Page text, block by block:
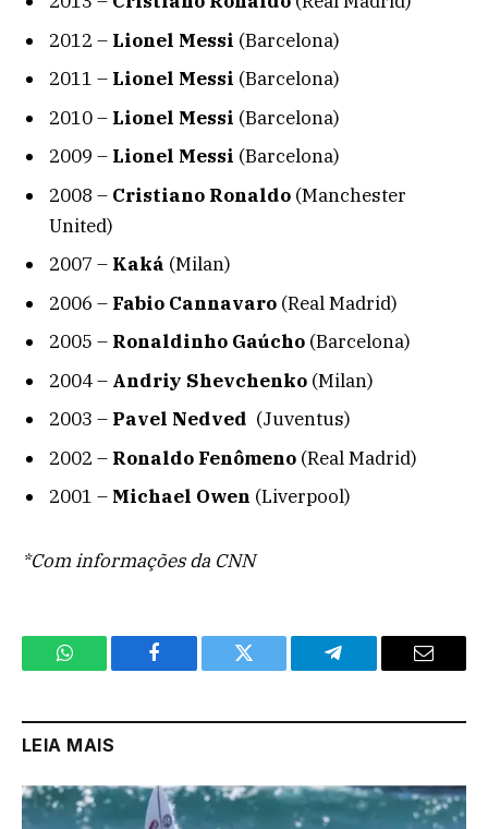
2012 – Lionel Messi (Barcelona)
2011 – Lionel Messi (Barcelona)
2010 – Lionel Messi (Barcelona)
2009 – Lionel Messi (Barcelona)
2008 – Cristiano Ronaldo (Manchester
United)
2007 – Kaká (Milan)
2006 – Fabio Cannavaro (Real Madrid)
2005 – Ronaldinho Gaúcho (Barcelona)
2004 – Andriy Shevchenko (Milan)
2003 – Pavel Nedved (Juventus)
2002 – Ronaldo Fenômeno (Real Madrid)
2001 – Michael Owen (Liverpool)
*Com informações da CNN
WhatsApp Facebook Twitter Telegram Email
LEIA MAIS